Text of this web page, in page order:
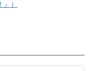
）